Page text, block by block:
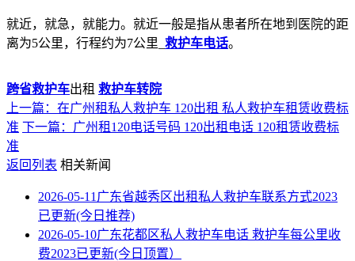
就近，就急，就能力。就近一般是指从患者所在地到医院的距
离为5公里，行程约为7公里_ 救护车电话。
跨省救护车出租 救护车转院
上一篇：在广州租私人救护车 120出租 私人救护车租赁收费标
准 下一篇：广州租120电话号码 120出租电话 120租赁收费标
准
返回列表 相关新闻
2026-05-11 广东省越秀区出租私人救护车联系方式2023
已更新(今日推荐)
2026-05-10广东花都区私人救护车电话 救护车每公里收
费2023已更新(今日顶置）